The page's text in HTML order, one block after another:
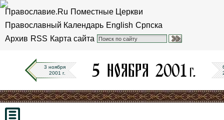
Православие.Ru Поместные Церкви
Православный Календарь English Српска
Архив RSS Карта сайта
3 ноября
2001 г.